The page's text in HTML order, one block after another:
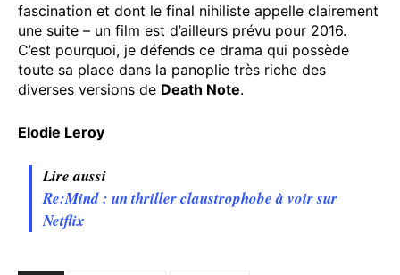
fascination et dont le final nihiliste appelle clairement
une suite – un film est d’ailleurs prévu pour 2016.
C’est pourquoi, je défends ce drama qui possède
toute sa place dans la panoplie très riche des
diverses versions de Death Note.
Elodie Leroy
Lire aussi
Re:Mind : un thriller claustrophobe à voir sur
Netflix